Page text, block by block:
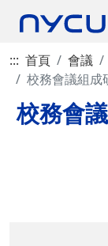
::: 首頁 會議
校務會議組成
校務會